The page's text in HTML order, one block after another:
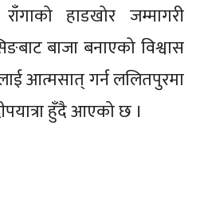
हाडखोर जम्मागरी
बाजा बनाएको विश्वास
आत्मसात् गर्न ललितपुरमा
हुँदै आएको छ ।